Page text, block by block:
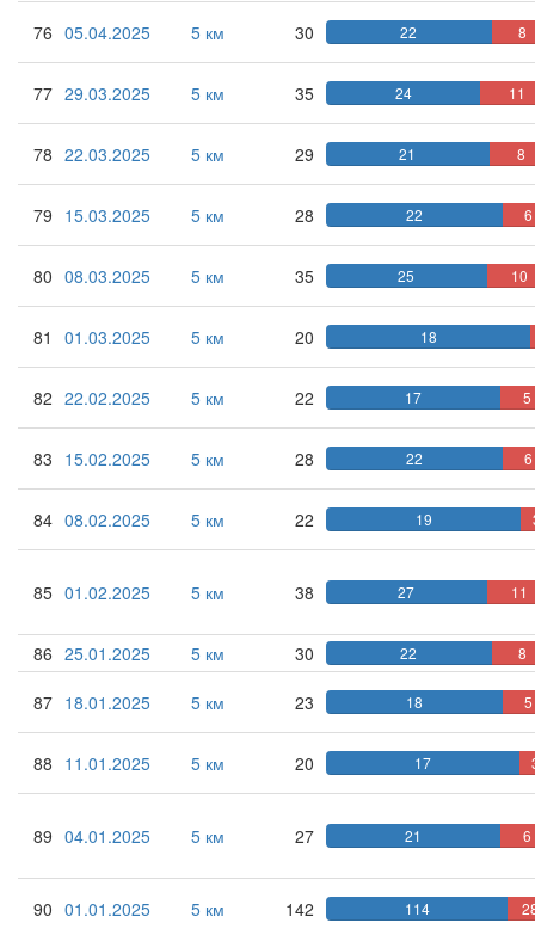
76 05.04.2025 5 км 30 22 8
77 29.03.2025 5 км 35 24 11
78 22.03.2025 5 км 29 21 8
79 15.03.2025 5 км 28 22 6
80 08.03.2025 5 км 35 25 10
81 01.03.2025 5 км 20 18
82 22.02.2025 5 км 22 17 5
83 15.02.2025 5 км 28 22 6
84 08.02.2025 5 км 22 19
85 01.02.2025 5 км 38 27 11
86 25.01.2025 5 км 30 22 8
87 18.01.2025 5 км 23 18 5
88 11.01.2025 5 км 20 17
89 04.01.2025 5 км 27 21 6
90 01.01.2025 5 км 142 114